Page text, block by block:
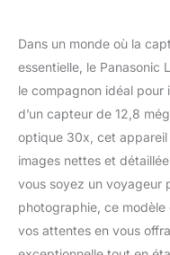
Dans un monde où la
essentielle, le Panasonic
le compagnon idéal pour
d’un capteur de 12,8
optique 30x, cet
images nettes et
vous soyez un voyageur
photographie, ce
vos attentes en vous